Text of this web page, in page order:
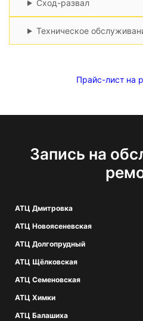
Сход-развал
Техническое
Прайс-лист на
Запись на
АТЦ Дмитровка
АТЦ Новоясеневская
АТЦ Долгопрудный
АТЦ Щёлковская
АТЦ Семеновская
АТЦ Химки
АТЦ Балашиха